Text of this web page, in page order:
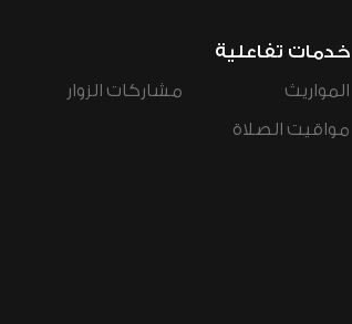
خدمات تفاعلية
المواريث
مواقيت الصلاة
مشاركات الزوار